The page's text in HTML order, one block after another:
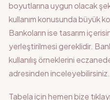
boyutlarına uygun olacak
kullanım konusunda büyük
Bankoların ise tasarım
yerleştirilmesi gereklidir.
kullanılış örneklerini
adresinden inceleyebilirsiniz.
Tabela için hemen bize